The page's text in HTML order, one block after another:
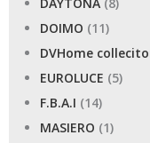
DOIMO (11)
DVHome
EUROLUCE (5)
F.B.A.I (14)
MASIERO (1)